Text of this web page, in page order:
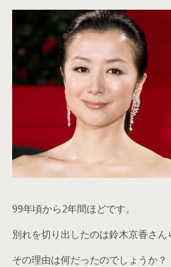
99年頃から2年間ほどです。
別れを切り出したのは鈴木京香さん
その理由は何だったのでしょうか？